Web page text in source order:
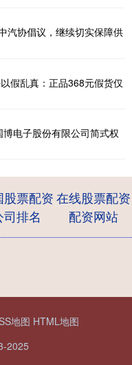
汽协倡议，继续切实保障供
假乱真：正品368元假货仅
电子股份有限公司简式权
股票配资
司排名
在线股票配资
配资网站
地图 HTML地图
2025